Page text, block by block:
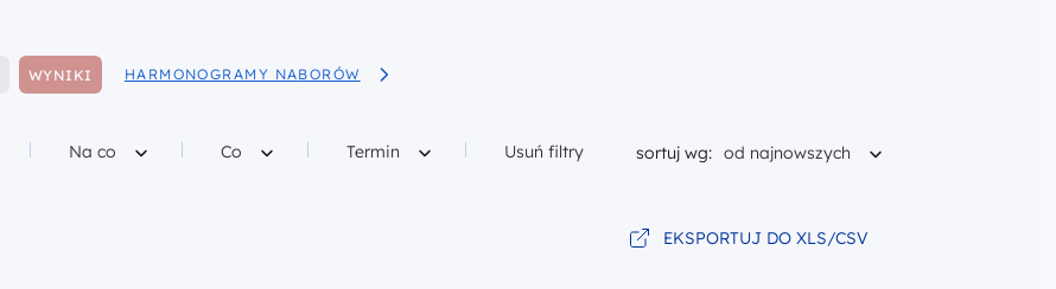
Pokaż
WYNIKI HARMONOGRAMY NABORÓW
Filtruj według
Na co Filtruj według
Co Filtruj według
Termin Usuń filtry sortuj wg: Aktualnie sortujesz według
od najnowszych
EKSPORTUJ DO XLS/CSV
wyniki filtrowania